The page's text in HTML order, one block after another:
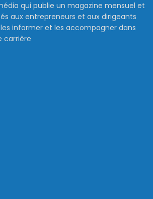
qui publie un magazine mensuel et
aux entrepreneurs et aux dirigeants
les informer et les accompagner dans
carrière